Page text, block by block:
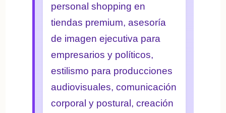
personal shopping en
tiendas premium, asesoría
de imagen ejecutiva para
empresarios y políticos,
estilismo para producciones
audiovisuales, comunicación
corporal y postural, creación